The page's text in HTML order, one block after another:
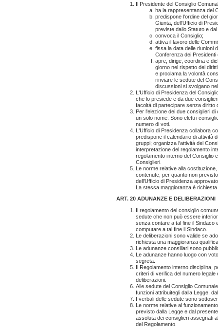
Il Presidente del Consiglio
ha la rappresentanza del
predispone l'ordine del
Giunta, dell'Ufficio di
previste dallo Statuto e
convoca il Consiglio;
attiva il lavoro delle
fissa la data delle riunioni
Conferenza dei Presidenti
apre, dirige, coordina e
giorno nel rispetto dei
e proclama la volontà
rinviare le sedute del
discussioni si svolgano
L'Ufficio di Presidenza del
che lo presiede e da due
facoltà di partecipare senza diritto
Per l'elezione dei due consiglieri
un solo nome. Sono eletti i
numero di voti.
L'Ufficio di Presidenza collabora
predispone il calendario di attività
gruppi; organizza l'attività del
interpretazione del regolamento
regolamento interno del Consiglio
Consiglieri.
Le norme relative alla
contenute, per quanto non
dell’Ufficio di Presidenza
La stessa maggioranza è
ART. 20 ADUNANZE E DELIBERAZIONI
Il regolamento del consiglio
sedute che non può essere
senza contare a tal fine il Sindaco
computare a tal fine il Sindaco.
Le deliberazioni sono valide se
richiesta una maggioranza
Le adunanze consiliari sono
Le adunanze hanno luogo con
segreta.
Il Regolamento interno disciplina,
criteri di verifica del numero legale
deliberazioni.
Alle sedute del Consiglio
funzioni attribuitegli dalla Legge,
I verbali delle sedute sono
Le norme relative al
previsto dalla Legge e dal
assoluta dei consiglieri assegnati
del Regolamento.